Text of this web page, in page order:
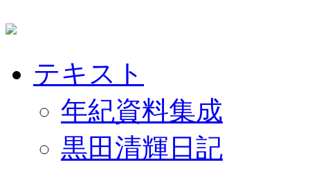
テキスト
年紀資料集成
黒田清輝日記